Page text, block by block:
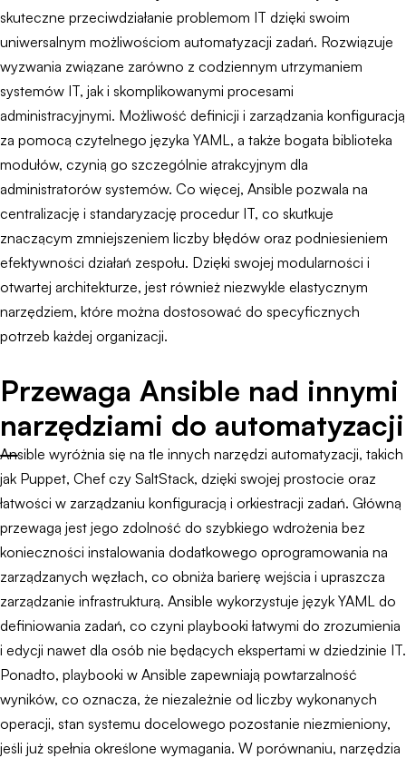
skuteczne przeciwdziałanie problemom IT dzięki swoim
uniwersalnym możliwościom automatyzacji zadań. Rozwiązuje
wyzwania związane zarówno z codziennym utrzymaniem
systemów IT, jak i skomplikowanymi procesami
administracyjnymi. Możliwość definicji i zarządzania konfiguracją
za pomocą czytelnego języka YAML, a także bogata biblioteka
modułów, czynią go szczególnie atrakcyjnym dla
administratorów systemów. Co więcej, Ansible pozwala na
centralizację i standaryzację procedur IT, co skutkuje
znaczącym zmniejszeniem liczby błędów oraz podniesieniem
efektywności działań zespołu. Dzięki swojej modularności i
otwartej architekturze, jest również niezwykle elastycznym
narzędziem, które można dostosować do specyficznych
potrzeb każdej organizacji.
Przewaga Ansible nad innymi
narzędziami do automatyzacji
Ansible wyróżnia się na tle innych narzędzi automatyzacji, takich
jak Puppet, Chef czy SaltStack, dzięki swojej prostocie oraz
łatwości w zarządzaniu konfiguracją i orkiestracji zadań. Główną
przewagą jest jego zdolność do szybkiego wdrożenia bez
konieczności instalowania dodatkowego oprogramowania na
zarządzanych węzłach, co obniża barierę wejścia i upraszcza
zarządzanie infrastrukturą. Ansible wykorzystuje język YAML do
definiowania zadań, co czyni playbooki łatwymi do zrozumienia
i edycji nawet dla osób nie będących ekspertami w dziedzinie IT.
Ponadto, playbooki w Ansible zapewniają powtarzalność
wyników, co oznacza, że niezależnie od liczby wykonanych
operacji, stan systemu docelowego pozostanie niezmieniony,
jeśli już spełnia określone wymagania. W porównaniu, narzędzia